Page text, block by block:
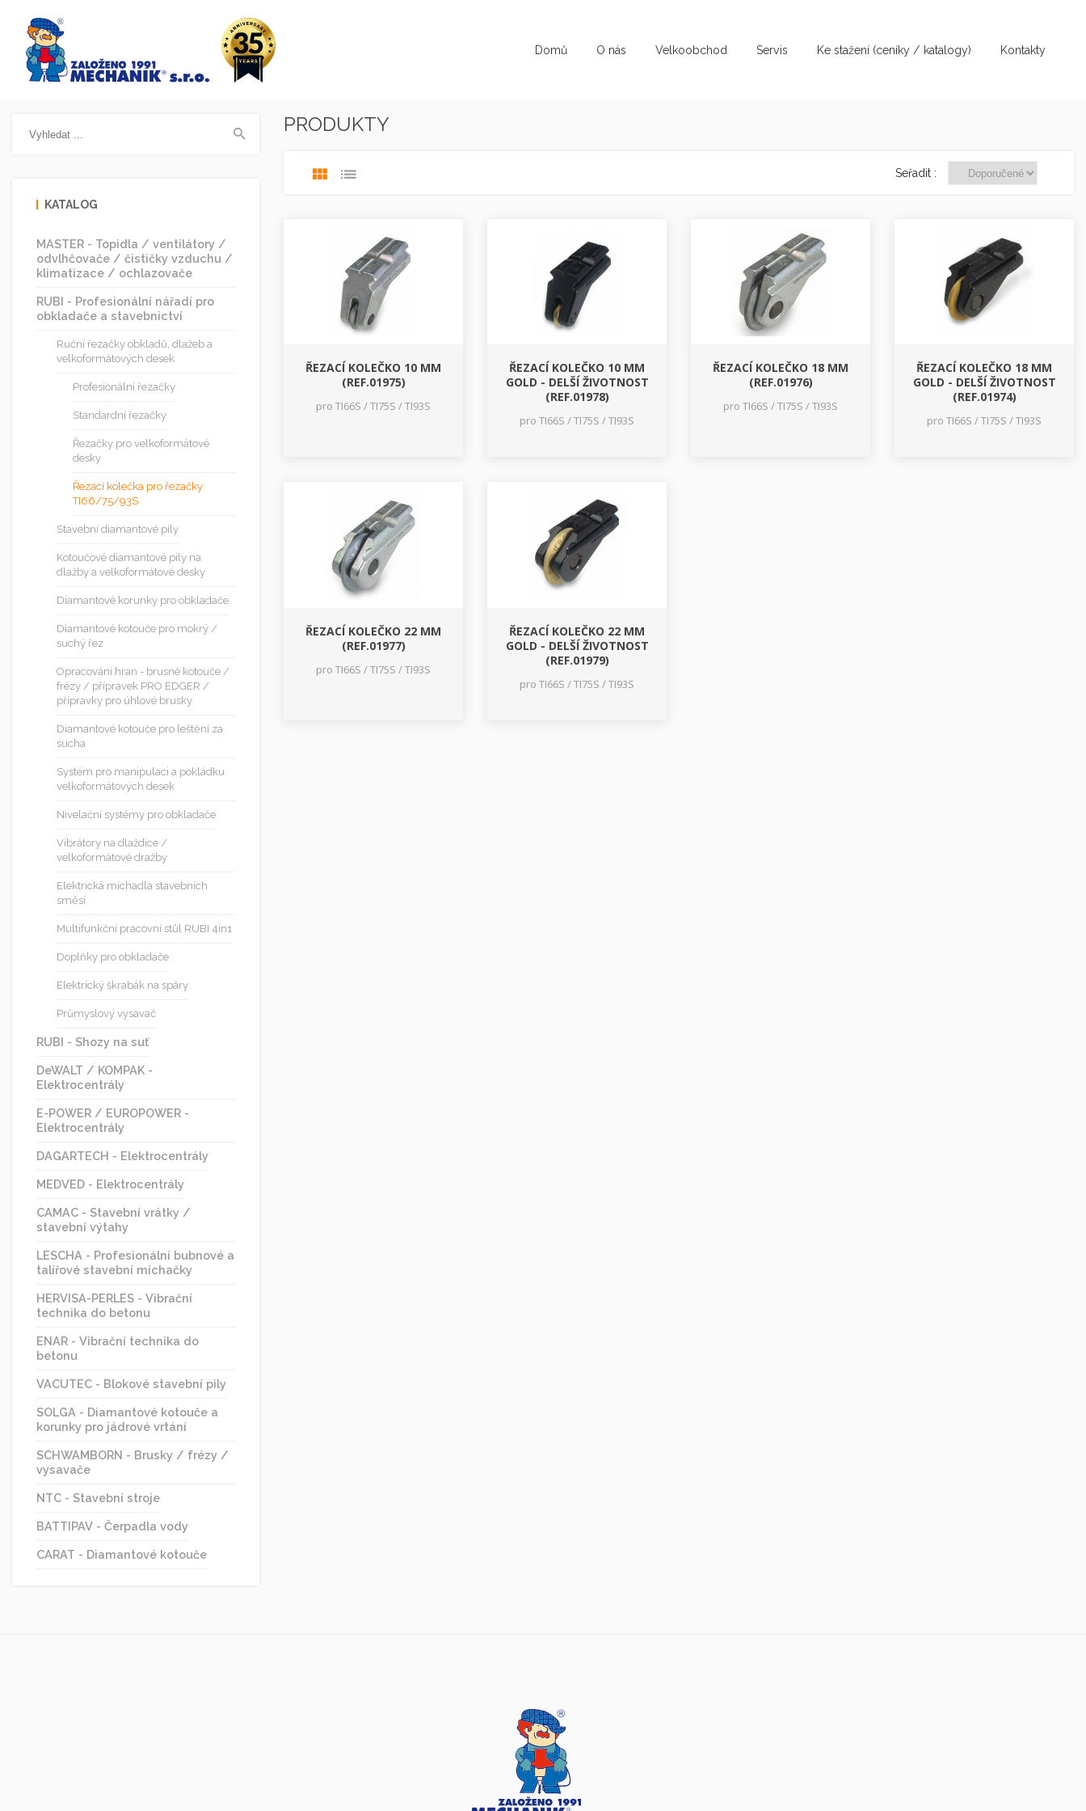
Domů O nás Velkoobchod Servis Ke stažení (ceníky / katalogy) Kontakty
KATALOG
MASTER - Topidla / ventilátory /
odvlhčovače / čističky vzduchu /
klimatizace / ochlazovače
RUBI - Profesionální nářadí pro
obkladače a stavebnictví
Ruční řezačky obkladů, dlažeb a
velkoformátových desek
Profesionální řezačky
Standardní řezačky
Řezačky pro velkoformátové
desky
Řezací kolečka pro řezačky
TI66/75/93S
Stavební diamantové pily
Kotoučové diamantové pily na
dlažby a velkoformátové desky
Diamantové korunky pro obkladače
Diamantové kotouče pro mokrý /
suchý řez
Opracování hran - brusné kotouče /
frézy / přípravek PRO EDGER /
přípravky pro úhlové brusky
Diamantové kotouče pro leštění za
sucha
Systém pro manipulaci a pokládku
velkoformátových desek
Nivelační systémy pro obkladače
Vibrátory na dlaždice /
velkoformátové dražby
Elektrická míchadla stavebních
směsí
Multifunkční pracovní stůl RUBI 4in1
Doplňky pro obkladače
Elektrický škrabák na spáry
Průmyslový vysavač
RUBI - Shozy na suť
DeWALT / KOMPAK -
Elektrocentrály
E-POWER / EUROPOWER -
Elektrocentrály
DAGARTECH - Elektrocentrály
MEDVED - Elektrocentrály
CAMAC - Stavební vrátky /
stavební výtahy
LESCHA - Profesionální bubnové a
talířové stavební míchačky
HERVISA-PERLES - Vibrační
technika do betonu
ENAR - Vibrační technika do
betonu
VACUTEC - Blokové stavební pily
SOLGA - Diamantové kotouče a
korunky pro jádrové vrtání
SCHWAMBORN - Brusky / frézy /
vysavače
NTC - Stavební stroje
BATTIPAV - Čerpadla vody
CARAT - Diamantové kotouče
PRODUKTY
Seřadit :
ŘEZACÍ KOLEČKO 10 MM
(REF.01975)
pro TI66S / TI75S / TI93S
ŘEZACÍ KOLEČKO 10 MM
GOLD - DELŠÍ ŽIVOTNOST
(REF.01978)
pro TI66S / TI75S / TI93S
ŘEZACÍ KOLEČKO 18 MM
(REF.01976)
pro TI66S / TI75S / TI93S
ŘEZACÍ KOLEČKO 18 MM
GOLD - DELŠÍ ŽIVOTNOST
(REF.01974)
pro TI66S / TI75S / TI93S
ŘEZACÍ KOLEČKO 22 MM
(REF.01977)
pro TI66S / TI75S / TI93S
ŘEZACÍ KOLEČKO 22 MM
GOLD - DELŠÍ ŽIVOTNOST
(REF.01979)
pro TI66S / TI75S / TI93S